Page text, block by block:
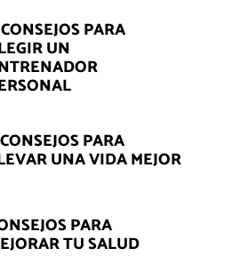
PARA
UN
PARA
UNA VIDA MEJOR
PARA
TU SALUD